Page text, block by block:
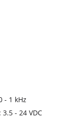
- 1 kHz
- 24 VDC